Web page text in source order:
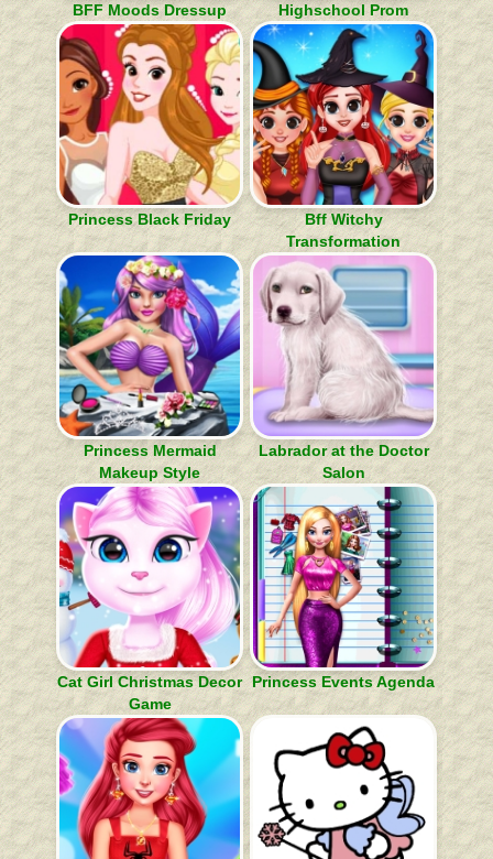
BFF Moods Dressup Highschool Prom
Princess Black Friday
Bff Witchy
Transformation
Princess Mermaid
Makeup Style
Labrador at the Doctor
Salon
Cat Girl Christmas Decor
Game
Princess Events Agenda